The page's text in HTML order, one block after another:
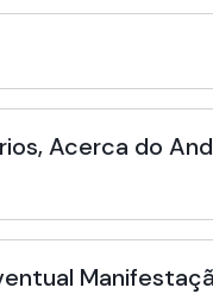
Acerca do